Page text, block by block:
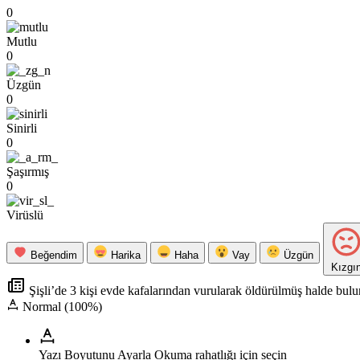
0
Mutlu
0
Üzgün
0
Sinirli
0
Şaşırmış
0
Virüslü
Beğendim Harika Haha Vay
Üzgün
Şişli’de 3 kişi evde kafalarından vurularak öldürülmüş halde
Normal (100%)
Yazı Boyutunu Ayarla Okuma rahatlığı için seçin